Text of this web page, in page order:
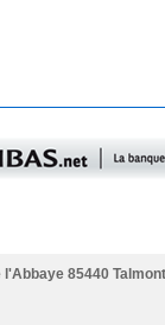
85440